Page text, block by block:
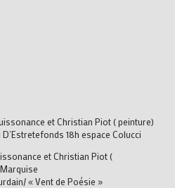
et Christian Piot ( peinture)
18h espace Colucci
et Christian Piot (
« Vent de Poésie »